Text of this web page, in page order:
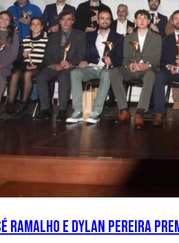
Ramalho e Dylan Pereira